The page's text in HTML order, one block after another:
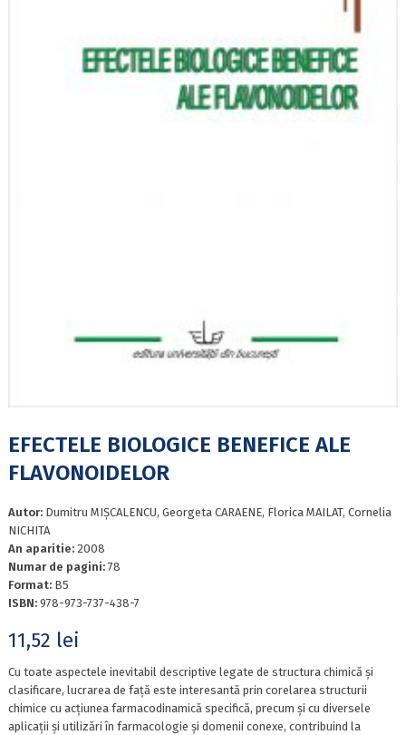
EFECTELE BIOLOGICE BENEFICE ALE
FLAVONOIDELOR
Autor: Dumitru MIȘCALENCU, Georgeta CARAENE, Florica MAILAT, Cornelia
NICHITA
An aparitie: 2008
Numar de pagini: 78
Format: B5
ISBN: 978-973-737-438-7
11,52 lei
Cu toate aspectele inevitabil descriptive legate de structura chimică și
clasificare, lucrarea de față este interesantă prin corelarea structurii
chimice cu acțiunea farmacodinamică specifică, precum și cu diversele
aplicații și utilizări în farmacologie și domenii conexe, contribuind la